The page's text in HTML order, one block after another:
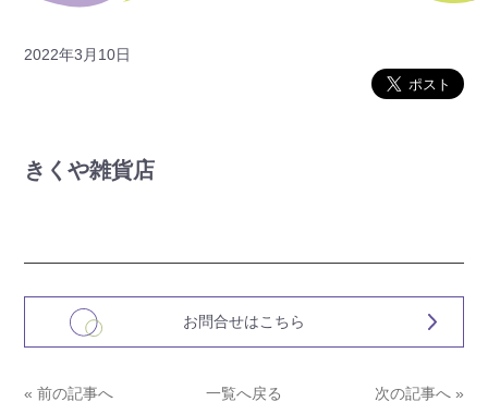
2022年3月10日
きくや雑貨店
お問合せはこちら
« 前の記事へ 一覧へ戻る 次の記事へ »